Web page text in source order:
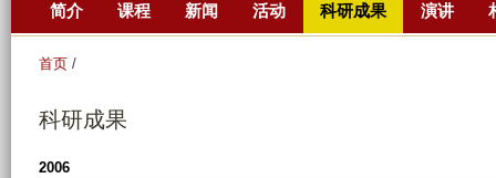
简介 课程 新闻 活动 科研成果 演讲
首页 /
科研成果
2006